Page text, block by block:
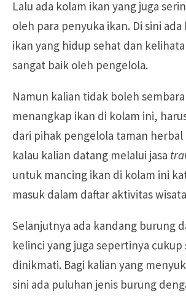
Lalu ada kolam ikan yang juga
oleh para penyuka ikan. Di sini
ikan yang hidup sehat dan
sangat baik oleh pengelola.
Namun kalian tidak boleh
menangkap ikan di kolam ini,
dari pihak pengelola taman herbal
kalau kalian datang melalui jasa
untuk mancing ikan di kolam ini
masuk dalam daftar aktivitas
Selanjutnya ada kandang burung
kelinci yang juga sepertinya
dinikmati. Bagi kalian yang
sini ada puluhan jenis burung